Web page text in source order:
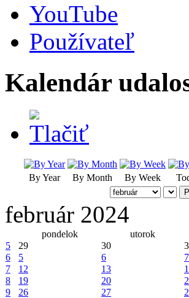
YouTube
Používateľ
Kalendár
By Year By Month By Week
február 2024
pondelok utorok
5
29 30
6
5 6 7
7
12 13
8
19 20
9
26 27